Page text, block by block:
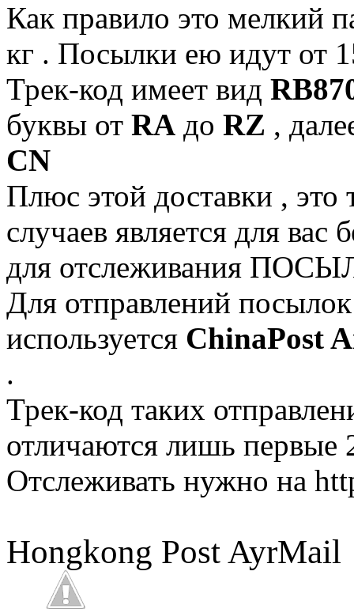
Как правило это мелкий
кг . Посылки ею идут от
Трек-код имеет вид
буквы от RA до RZ ,
CN
Плюс этой доставки , это
случаев является для
для отслеживания
Для отправлений
используется ChinaPost
.
Трек-код таких
отличаются лишь
Отслеживать нужно на
Hongkong Post AyrMail